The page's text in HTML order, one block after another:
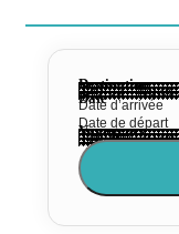
Destination
Date
Voyageurs